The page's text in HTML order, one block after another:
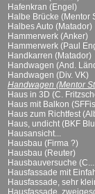
Hafenkran (Engel)
Halbe Brücke (Mentor
Halbes Auto (Matador)
Hammerwerk (Anker)
Hammerwerk (Paul
Handkarren (Matador)
Handwagen (And.
Handwagen (Div. VK)
Handwagen (Mentor
Haus in 3D (C.
Haus mit Balkon
Haus zum Richtfest
Haus, undicht (BKF
Hausansicht...
Hausbau (Firma ?)
Hausbau (Reuter)
Hausbauversuche
Hausfassade mit
Hausfassade, sehr
Hausfassade,